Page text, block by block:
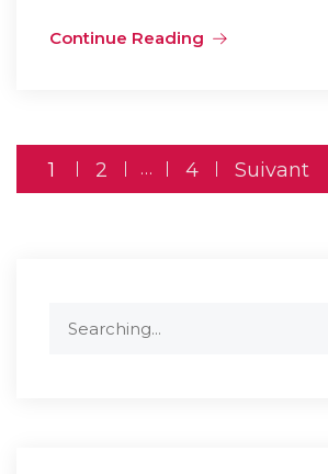
Continue Reading
Pagination
1 2 … 4 Suivant